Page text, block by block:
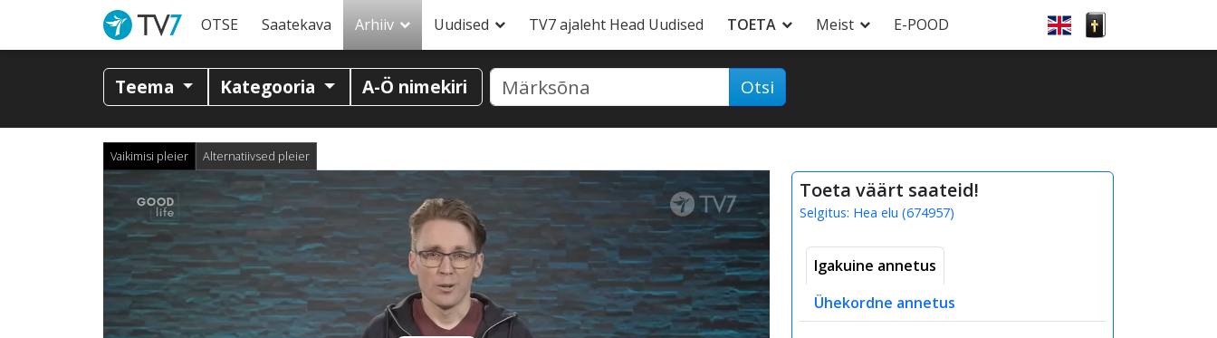
OTSE Saatekava Arhiiv Uudised TV7 ajaleht Head Uudised TOETA Meist E-POOD
Teema Kategooria A-Ö nimekiri Otsi
Vaikimisi pleier Alternatiivsed pleier
Toeta väärt saateid!
Selgitus: Hea elu (674957)
Igakuine annetus
Ühekordne annetus